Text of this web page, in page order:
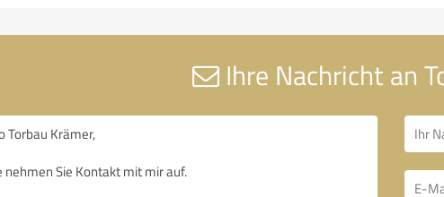
Ihre Nachricht an